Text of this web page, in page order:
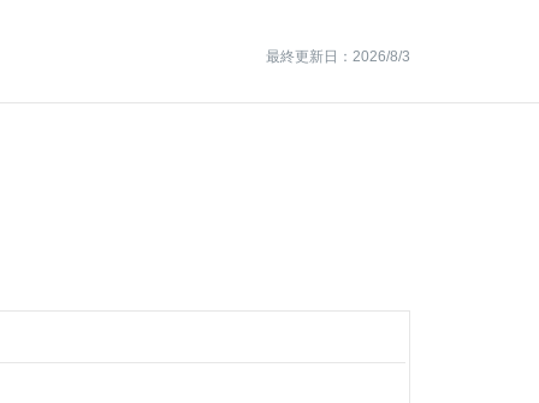
最終更新日：2026/8/3